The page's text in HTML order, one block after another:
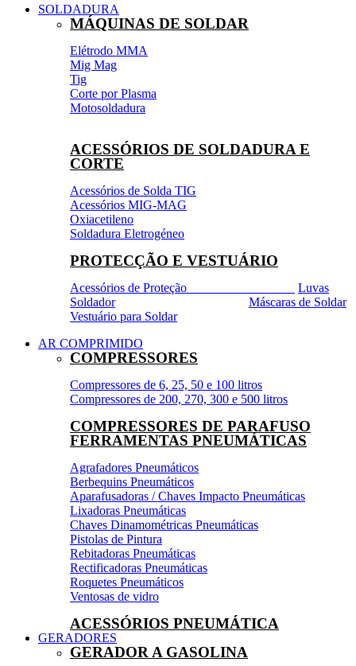
SOLDADURA
MÁQUINAS DE SOLDAR
Elétrodo MMA
Mig Mag
Tig
Corte por Plasma
Motosoldadura
ACESSÓRIOS DE SOLDADURA E
CORTE
Acessórios de Solda TIG
Acessórios MIG-MAG
Oxiacetileno
Soldadura Eletrogéneo
PROTECÇÃO E VESTUÁRIO
Acessórios de Proteção
Luvas
Soldador
Máscaras de Soldar
Vestuário para Soldar
AR COMPRIMIDO
COMPRESSORES
Compressores de 6, 25, 50 e 100 litros
Compressores de 200, 270, 300 e 500 litros
COMPRESSORES DE PARAFUSO
FERRAMENTAS PNEUMÁTICAS
Agrafadores Pneumáticos
Berbequins Pneumáticos
Aparafusadoras / Chaves Impacto Pneumáticas
Lixadoras Pneumáticas
Chaves Dinamométricas Pneumáticas
Pistolas de Pintura
Rebitadoras Pneumáticas
Rectificadoras Pneumáticas
Roquetes Pneumáticos
Ventosas de vidro
ACESSÓRIOS PNEUMÁTICA
GERADORES
GERADOR A GASOLINA